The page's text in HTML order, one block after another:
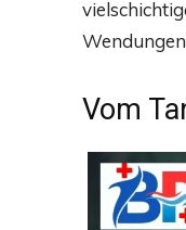
Vom